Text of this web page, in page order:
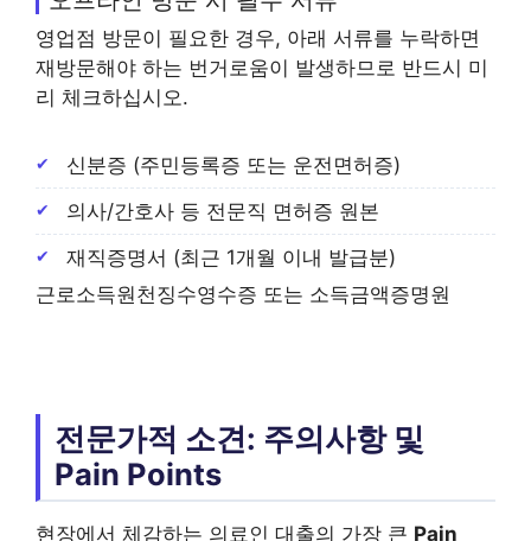
영업점 방문이 필요한 경우, 아래 서류를 누락하면
재방문해야 하는 번거로움이 발생하므로 반드시 미
리 체크하십시오.
신분증 (주민등록증 또는 운전면허증)
의사/간호사 등 전문직 면허증 원본
재직증명서 (최근 1개월 이내 발급분)
근로소득원천징수영수증 또는 소득금액증명원
전문가적 소견: 주의사항 및
Pain Points
현장에서 체감하는 의료인 대출의 가장 큰 Pain